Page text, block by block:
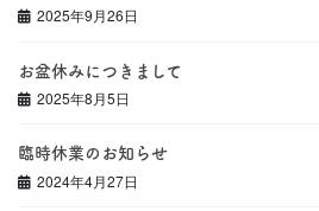
2025年9月26日
お盆休みにつきまして
2025年8月5日
臨時休業のお知らせ
2024年4月27日